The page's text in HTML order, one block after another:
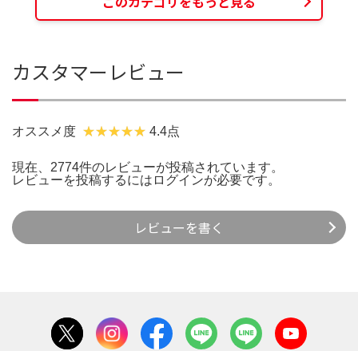
カスタマーレビュー
オススメ度 4.4点
現在、2774件のレビューが投稿されています。
レビューを投稿するには ログインが必要です。
レビューを書く